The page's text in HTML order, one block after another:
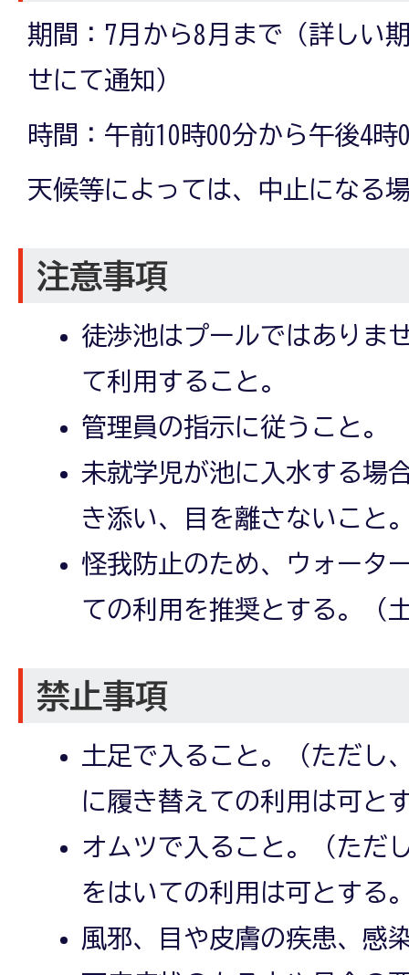
期間：7月から8月まで（詳しい
せにて通知）
時間：午前10時00分から午後4時
天候等によっては、中止になる
注意事項
徒渉池はプールではありま
て利用すること。
管理員の指示に従うこと。
未就学児が池に入水する場
き添い、目を離さないこと
怪我防止のため、ウォータ
ての利用を推奨とする。（
禁止事項
土足で入ること。（ただし
に履き替えての利用は可と
オムツで入ること。（ただ
をはいての利用は可とする
風邪、目や皮膚の疾患、感